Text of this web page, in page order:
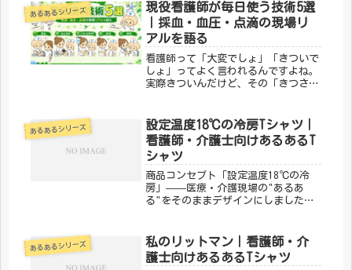
あるあるシリーズ
現役看護師が毎日使う技術5選
｜採血・血圧・点滴の現場リ
アルを語る
看護師って「大変でしょ」「きついで
しょ」ってよく言われるんですよね。
実際きついんだけど、その「きつさ」
ど実は奥が深くて、採血ひとつとって
も、血管の見つけ方・針の角度・駆血
帯...
あるあるシリーズ
設定温度18℃の冷房Tシャツ｜
看護師・介護士向けあるあるT
シャツ
商品コンセプト「設定温度18℃の冷
房」——医療・介護現場の"あるあ
る"をそのままデザインにしました。
感覚を一枚に。「メディカルきのこセ
ンター」が手がけるこのデザインは、
医療・介護...
あるあるシリーズ
私のリットマン｜看護師・介
護士向けあるあるTシャツ